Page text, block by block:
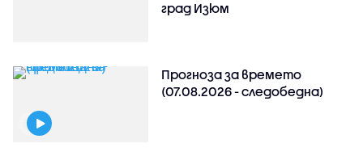
град Изюм
Прогноза за времето
(07.08.2026 - следобедна)